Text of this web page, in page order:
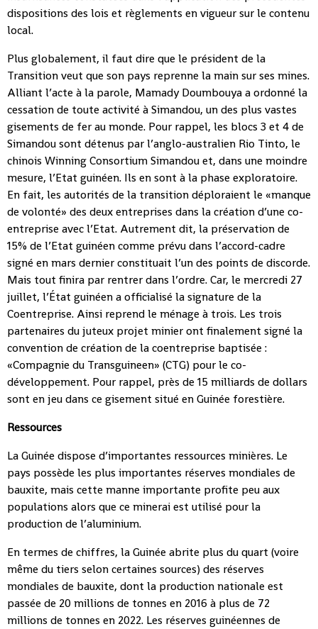
dispositions des lois et règlements en vigueur sur le contenu
local.
Plus globalement, il faut dire que le président de la
Transition veut que son pays reprenne la main sur ses mines.
Alliant l’acte à la parole, Mamady Doumbouya a ordonné la
cessation de toute activité à Simandou, un des plus vastes
gisements de fer au monde. Pour rappel, les blocs 3 et 4 de
Simandou sont détenus par l’anglo-australien Rio Tinto, le
chinois Winning Consortium Simandou et, dans une moindre
mesure, l’Etat guinéen. Ils en sont à la phase exploratoire.
En fait, les autorités de la transition déploraient le «manque
de volonté» des deux entreprises dans la création d’une co-
entreprise avec l’Etat. Autrement dit, la préservation de
15% de l’Etat guinéen comme prévu dans l’accord-cadre
signé en mars dernier constituait l’un des points de discorde.
Mais tout finira par rentrer dans l’ordre. Car, le mercredi 27
juillet, l’État guinéen a officialisé la signature de la
Coentreprise. Ainsi reprend le ménage à trois. Les trois
partenaires du juteux projet minier ont finalement signé la
convention de création de la coentreprise baptisée :
«Compagnie du Transguineen» (CTG) pour le co-
développement. Pour rappel, près de 15 milliards de dollars
sont en jeu dans ce gisement situé en Guinée forestière.
Ressources
La Guinée dispose d’importantes ressources minières. Le
pays possède les plus importantes réserves mondiales de
bauxite, mais cette manne importante profite peu aux
populations alors que ce minerai est utilisé pour la
production de l’aluminium.
En termes de chiffres, la Guinée abrite plus du quart (voire
même du tiers selon certaines sources) des réserves
mondiales de bauxite, dont la production nationale est
passée de 20 millions de tonnes en 2016 à plus de 72
millions de tonnes en 2022. Les réserves guinéennes de